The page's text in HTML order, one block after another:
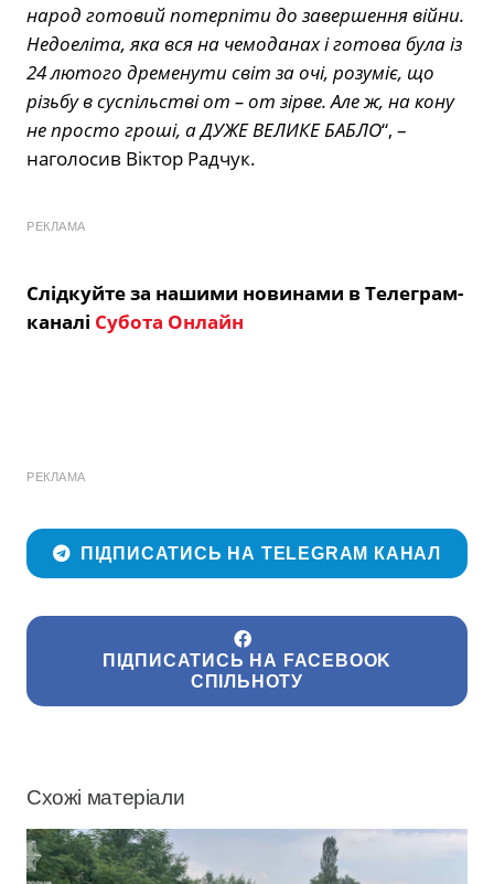
народ готовий потерпіти до завершення війни.
Недоеліта, яка вся на чемоданах і готова була із
24 лютого дременути світ за очі, розуміє, що
різьбу в суспільстві от – от зірве. Але ж, на кону
не просто гроші, а ДУЖЕ ВЕЛИКЕ БАБЛО“, –
наголосив Віктор Радчук.
РЕКЛАМА
Слідкуйте за нашими новинами в Телеграм-
каналі Субота Онлайн
РЕКЛАМА
ПІДПИСАТИСЬ НА TELEGRAM КАНАЛ
ПІДПИСАТИСЬ НА FACEBOOK
СПІЛЬНОТУ
Схожі матеріали